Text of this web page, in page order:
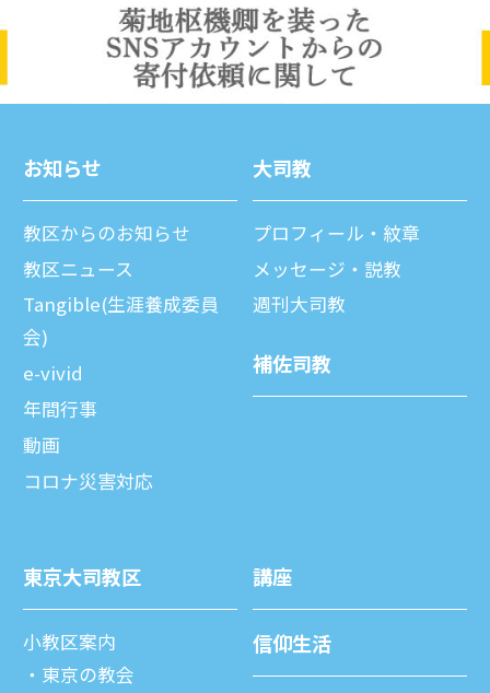
お知らせ
教区からのお知らせ
教区ニュース
Tangible(生涯養成委員
会)
e-vivid
年間⾏事
動画
コロナ災害対応
⼤司教
プロフィール・紋章
メッセージ・説教
週刊⼤司教
補佐司教
東京⼤司教区
⼩教区案内
東京の教会
講座
信仰⽣活